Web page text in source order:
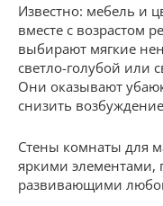
Известно: мебель и
вместе с возрастом
выбирают мягкие
светло-голубой или
Они оказывают
снизить возбуждение
Стены комнаты для
яркими
развивающими